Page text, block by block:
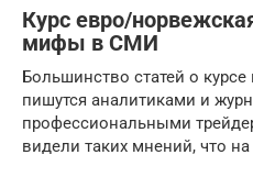
Курс евро/
мифы в СМИ
Большинство статей о
пишутся аналитиками и
профессиональными
видели таких мнений, что